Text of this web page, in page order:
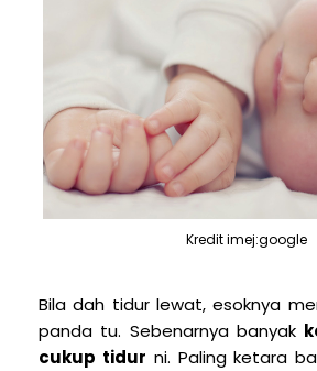
Kredit imej:google
Bila dah tidur lewat, esoknya
panda tu. Sebenarnya banyak
cukup tidur ni. Paling ketara